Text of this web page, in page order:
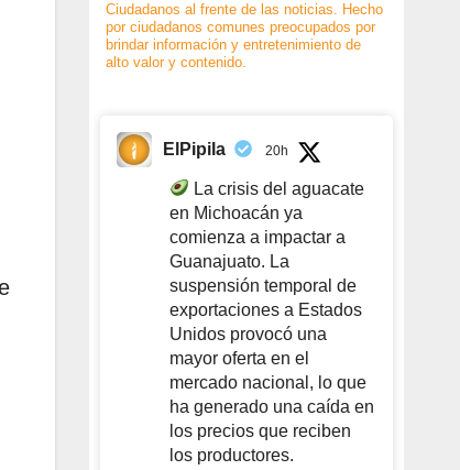
Ciudadanos al frente de las noticias. Hecho
por ciudadanos comunes preocupados por
brindar información y entretenimiento de
alto valor y contenido.
ElPipila 20h
La crisis del aguacate
en Michoacán ya
comienza a impactar a
Guanajuato. La
suspensión temporal de
exportaciones a Estados
Unidos provocó una
mayor oferta en el
mercado nacional, lo que
ha generado una caída en
los precios que reciben
los productores.